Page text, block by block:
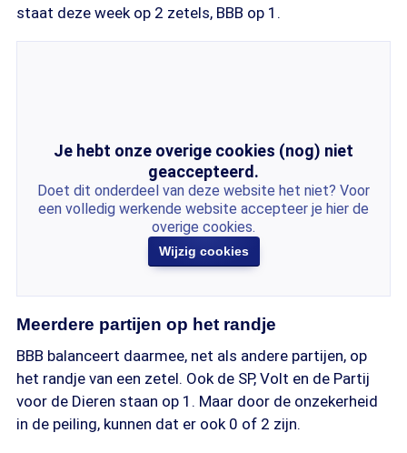
staat deze week op 2 zetels, BBB op 1.
Je hebt onze overige cookies (nog) niet
geaccepteerd.
Doet dit onderdeel van deze website het niet? Voor
een volledig werkende website accepteer je hier de
overige cookies.
Wijzig cookies
Meerdere partijen op het randje
BBB balanceert daarmee, net als andere partijen, op
het randje van een zetel. Ook de SP, Volt en de Partij
voor de Dieren staan op 1. Maar door de onzekerheid
in de peiling, kunnen dat er ook 0 of 2 zijn.